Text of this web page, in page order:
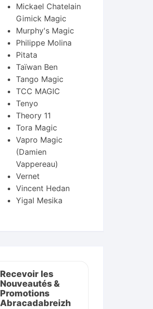
Mickael Chatelain
Gimick Magic
Murphy's Magic
Philippe Molina
Pitata
Taïwan Ben
Tango Magic
TCC MAGIC
Tenyo
Theory 11
Tora Magic
Vapro Magic
(Damien
Vappereau)
Vernet
Vincent Hedan
Yigal Mesika
Recevoir les
Nouveautés &
Promotions
Abracadabreizh